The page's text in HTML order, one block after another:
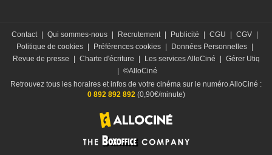
Contact Qui sommes-nous Recrutement Publicité CGU CGV
Politique de cookies
Préférences cookies Données Personnelles
Revue de presse
Charte d'écriture Les services AlloCiné
Gérer Utiq
©AlloCiné
Retrouvez tous les horaires et infos de votre cinéma sur le numéro AlloCiné :
0 892 892 892(0,90€/minute)